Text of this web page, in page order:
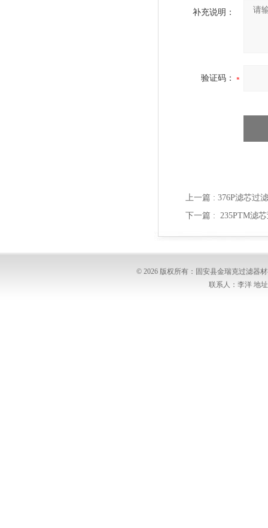
补充说明：
验证码：
上一篇 : 376P滤芯过
下一篇 : 235PTM滤
© 2026 版权所有：固安县金瑞克过滤器
联系人：李洋 地